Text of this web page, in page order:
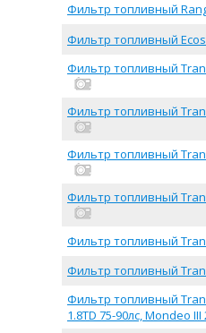
Фильтр топливный
Фильтр топливный
Фильтр топливный
Фильтр топливный
Фильтр топливный
Фильтр топливный
Фильтр топливный
Фильтр топливный
Фильтр топливный
1.8TD 75-90лс, Mondeo